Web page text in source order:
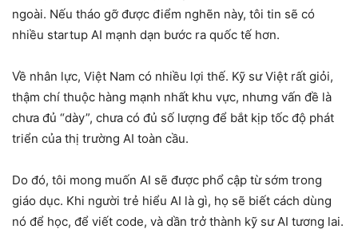
ngoài. Nếu tháo gỡ được điểm nghẽn này, tôi tin sẽ có
nhiều startup AI mạnh dạn bước ra quốc tế hơn.
Về nhân lực, Việt Nam có nhiều lợi thế. Kỹ sư Việt rất giỏi,
thậm chí thuộc hàng mạnh nhất khu vực, nhưng vấn đề là
chưa đủ “dày”, chưa có đủ số lượng để bắt kịp tốc độ phát
triển của thị trường AI toàn cầu.
Do đó, tôi mong muốn AI sẽ được phổ cập từ sớm trong
giáo dục. Khi người trẻ hiểu AI là gì, họ sẽ biết cách dùng
nó để học, để viết code, và dần trở thành kỹ sư AI tương lai.